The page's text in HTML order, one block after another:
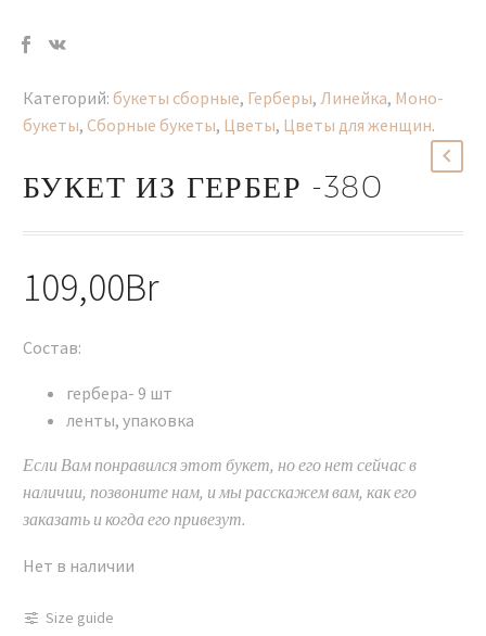
Категорий: букеты сборные, Герберы, Линейка, Моно-
букеты, Сборные букеты, Цветы, Цветы для женщин.
БУКЕТ ИЗ ГЕРБЕР -380
109,00Br
Состав:
гербера- 9 шт
ленты, упаковка
Если Вам понравился этот букет, но его нет сейчас в
наличии, позвоните нам, и мы расскажем вам, как его
заказать и когда его привезут.
Нет в наличии
Size guide